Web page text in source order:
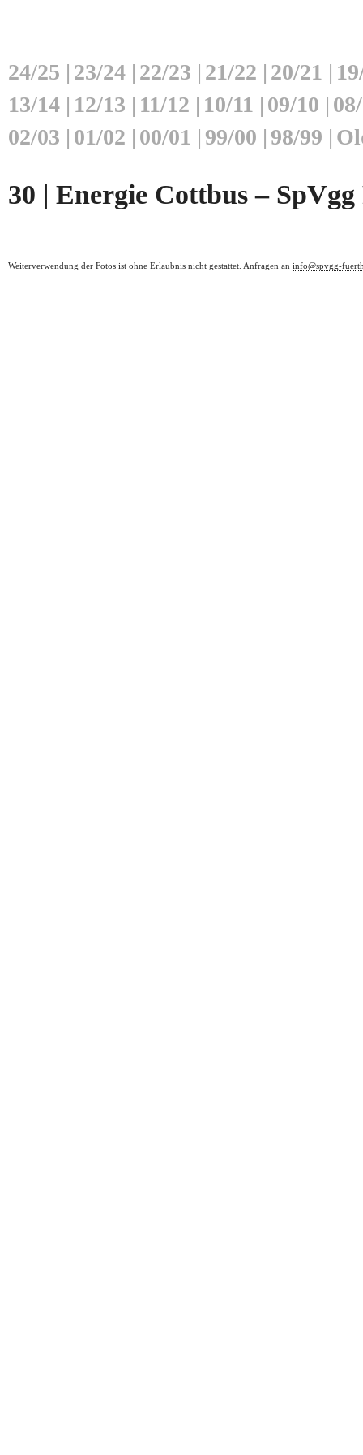
24/25 | 23/24 | 22/23 | 21/22 | 20/21 |
13/14 | 12/13 | 11/12 | 10/11 | 09/10 |
02/03 | 01/02 | 00/01 | 99/00 | 98/99 |
30 | Energie Cottbus –
Weiterverwendung der Fotos ist ohne Erlaubnis nicht gestattet. Anfragen an info@spvgg-